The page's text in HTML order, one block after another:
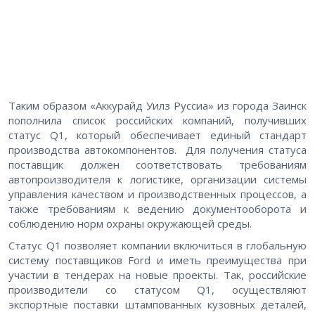
Таким образом «Аккурайд Уилз Руссиа» из города Заинск
пополнила список российских компаний, получивших
статус Q1, который обеспечивает единый стандарт
производства автокомпонентов. Для получения статуса
поставщик должен соответствовать требованиям
автопроизводителя к логистике, организации системы
управления качеством и производственных процессов, а
также требованиям к ведению документооборота и
соблюдению норм охраны окружающей среды.
Статус Q1 позволяет компании включиться в глобальную
систему поставщиков Ford и иметь преимущества при
участии в тендерах на новые проекты. Так, российские
производители со статусом Q1, осуществляют
экспортные поставки штампованных кузовных деталей,